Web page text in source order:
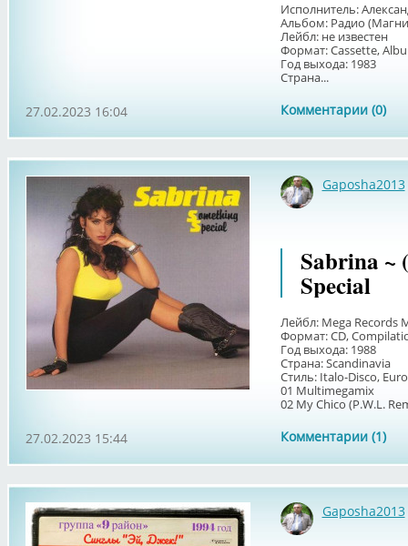
Исполнитель:
Альбом: Радио
Лейбл: не известен
Формат: Cassette,
Год выхода: 1983
Страна...
Комментарии (0)
27.02.2023 16:04
Gaposha2013
Sabrina ~
Special
Лейбл: Mega Records
Формат: CD,
Год выхода: 1988
Страна: Scandinavia
Стиль: Italo-Disco,
01 Multimegamix
02 My Chico (P.W.L.
Комментарии (1)
27.02.2023 15:44
Gaposha2013